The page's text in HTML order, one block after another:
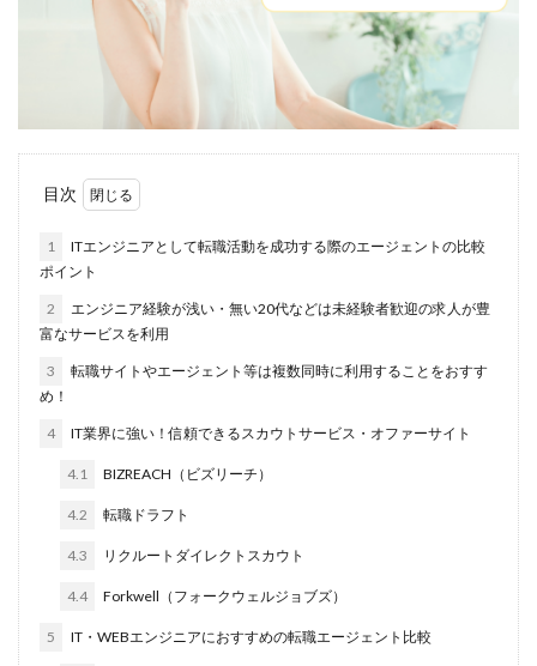
目次
1
ITエンジニアとして転職活動を成功する際のエージェントの比較
ポイント
2
エンジニア経験が浅い・無い20代などは未経験者歓迎の求人が豊
富なサービスを利用
3
転職サイトやエージェント等は複数同時に利用することをおすす
め！
4 IT業界に強い！信頼できるスカウトサービス・オファーサイト
4.1 BIZREACH（ビズリーチ）
4.2 転職ドラフト
4.3 リクルートダイレクトスカウト
4.4 Forkwell（フォークウェルジョブズ）
5 IT・WEBエンジニアにおすすめの転職エージェント比較